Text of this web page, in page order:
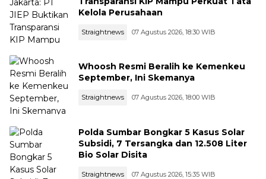
Kelola Perusahaan
Straightnews 07 Agustus 2026, 18:30 WIB
Whoosh Resmi Beralih ke Kemenkeu
September, Ini Skemanya
Straightnews 07 Agustus 2026, 18:00 WIB
Polda Sumbar Bongkar 5 Kasus Solar
Subsidi, 7 Tersangka dan 12.508 Liter
Bio Solar Disita
Straightnews 07 Agustus 2026, 15:35 WIB